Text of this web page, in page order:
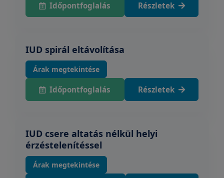
Időpontfoglalás Részletek
IUD spirál eltávolítása
Árak megtekintése
Időpontfoglalás Részletek
IUD csere altatás nélkül helyi
érzéstelenítéssel
Árak megtekintése